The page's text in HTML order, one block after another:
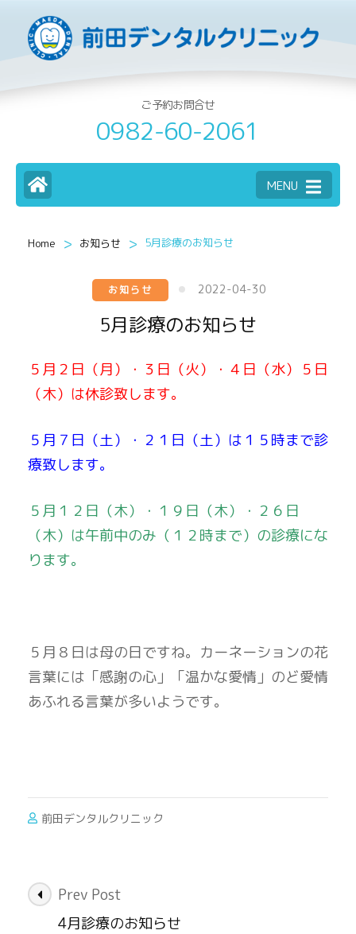
ご予約お問合せ
0982-60-2061
MENU
Home > お知らせ > 5月診療のお知らせ
お知らせ 2022-04-30
5月診療のお知らせ
５月２日（月）・３日（火）・４日（水）５日
（木）は休診致します。
５月７日（土）・２１日（土）は１５時まで診
療致します。
５月１２日（木）・１９日（木）・２６日
（木）は午前中のみ（１２時まで）の診療にな
ります。
５月８日は母の日ですね。カーネーションの花
言葉には「感謝の心」「温かな愛情」のど愛情
あふれる言葉が多いようです。
前田デンタルクリニック
Post
Navigation
Prev Post
4月診療のお知らせ